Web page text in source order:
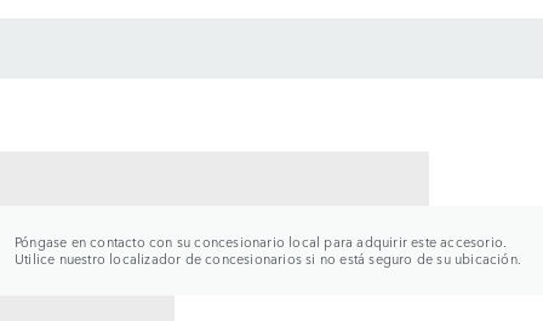
Póngase en contacto con su concesionario local para adquirir este accesorio.
Utilice nuestro localizador de concesionarios si no está seguro de su ubicación.